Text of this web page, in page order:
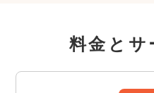
料金とサ